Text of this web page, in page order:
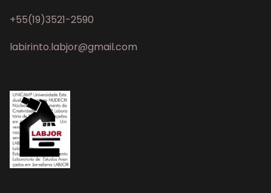
+55(19)3521-2590
labirinto.labjor@gmail.com